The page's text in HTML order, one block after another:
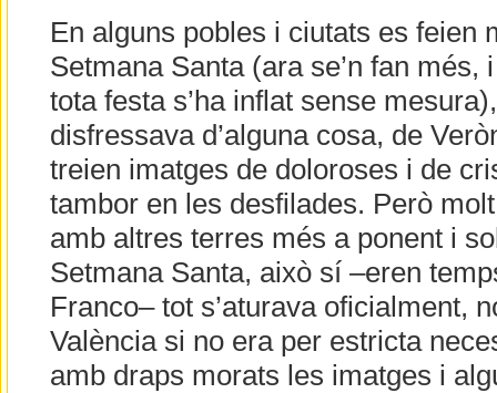
En alguns pobles i ciutats es feien
Setmana Santa (ara se’n fan més,
tota festa s’ha inflat sense
disfressava d’alguna cosa, de
treien imatges de doloroses i de
tambor en les desfilades. Però
amb altres terres més a ponent i
Setmana Santa, això sí –eren
Franco– tot s’aturava oficialment,
València si no era per estricta
amb draps morats les imatges i